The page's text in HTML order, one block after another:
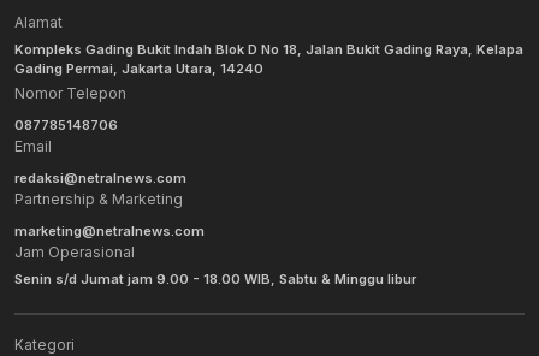
Alamat
Kompleks Gading Bukit Indah Blok D No 18, Jalan Bukit Gading Raya, Kelapa
Gading Permai, Jakarta Utara, 14240
Nomor Telepon
087785148706
Email
redaksi@netralnews.com
Partnership & Marketing
marketing@netralnews.com
Jam Operasional
Senin s/d Jumat jam 9.00 - 18.00 WIB, Sabtu & Minggu libur
Kategori